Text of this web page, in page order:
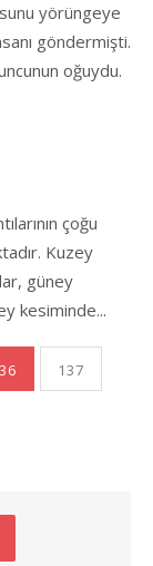
yörüngeye
göndermişti.
oğuydu.
çoğu
Kuzey
güney
kesiminde...
137